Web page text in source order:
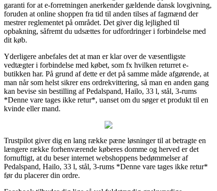
garanti for at e-forretningen anerkender gældende dansk lovgivning,
foruden at online shoppen fra tid til anden tilses af fagmænd der
mestrer reglementet på området. Det giver dig lejlighed til
opbakning, såfremt du udsættes for udfordringer i forbindelse med
dit køb.
Yderligere anbefales det at man er klar over de væsentligste
vedtægter i forbindelse med købet, som fx hvilken returret e-
butikken har. På grund af dette er det på samme måde afgørende, at
man når som helst sikrer ens ordrekvittering, så man en anden gang
kan bevise sin bestilling af Pedalspand, Hailo, 33 l, stål, 3-rums
*Denne vare tages ikke retur*, uanset om du søger et produkt til en
kvinde eller mand.
Trustpilot giver dig en lang række pæne løsninger til at betragte en
længere række forhenværende køberes domme og herved er det
fornuftigt, at du beser internet webshoppens bedømmelser af
Pedalspand, Hailo, 33 l, stål, 3-rums *Denne vare tages ikke retur*
før du placerer din ordre.